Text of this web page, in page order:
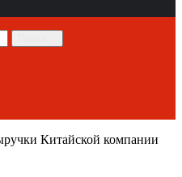
Китайской компании